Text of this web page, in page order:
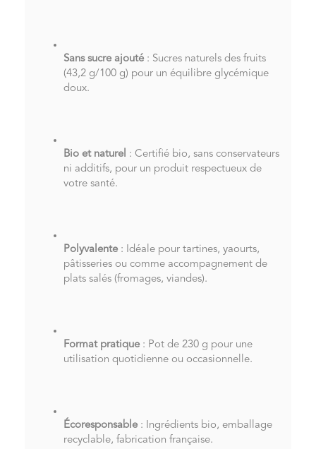
Sans sucre ajouté : Sucres naturels des fruits
(43,2 g/100 g) pour un équilibre glycémique
doux.
Bio et naturel : Certifié bio, sans conservateurs
ni additifs, pour un produit respectueux de
votre santé.
Polyvalente : Idéale pour tartines, yaourts,
pâtisseries ou comme accompagnement de
plats salés (fromages, viandes).
Format pratique : Pot de 230 g pour une
utilisation quotidienne ou occasionnelle.
Écoresponsable : Ingrédients bio, emballage
recyclable, fabrication française.